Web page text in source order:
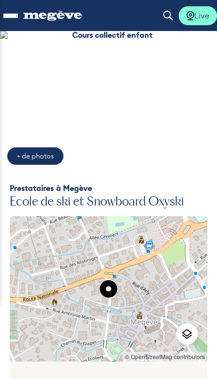
Ouvrir le menu Ouvrir la
Live
Prestataires à Megève
Ecole de ski et Snowboard Oxyski
Cours collectif enfant
+ de photos
© OpenStreetMap contributors